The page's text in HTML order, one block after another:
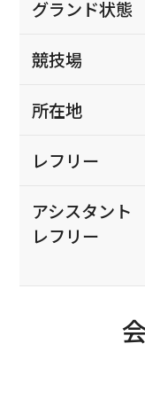
グランド状態
競技場
所在地
レフリー
アシスタント
レフリー